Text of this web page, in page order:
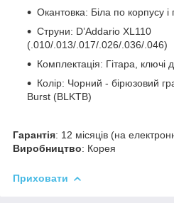
Окантовка: Біла по корпусу і
Струни: D’Addario XL110
(.010/.013/.017/.026/.036/.046)
Комплектація: Гітара, ключі
Колір: Чорний - бірюзовий
Burst (BLKTB)
Гарантія: 12 місяців (на
Виробництво: Корея
Приховати